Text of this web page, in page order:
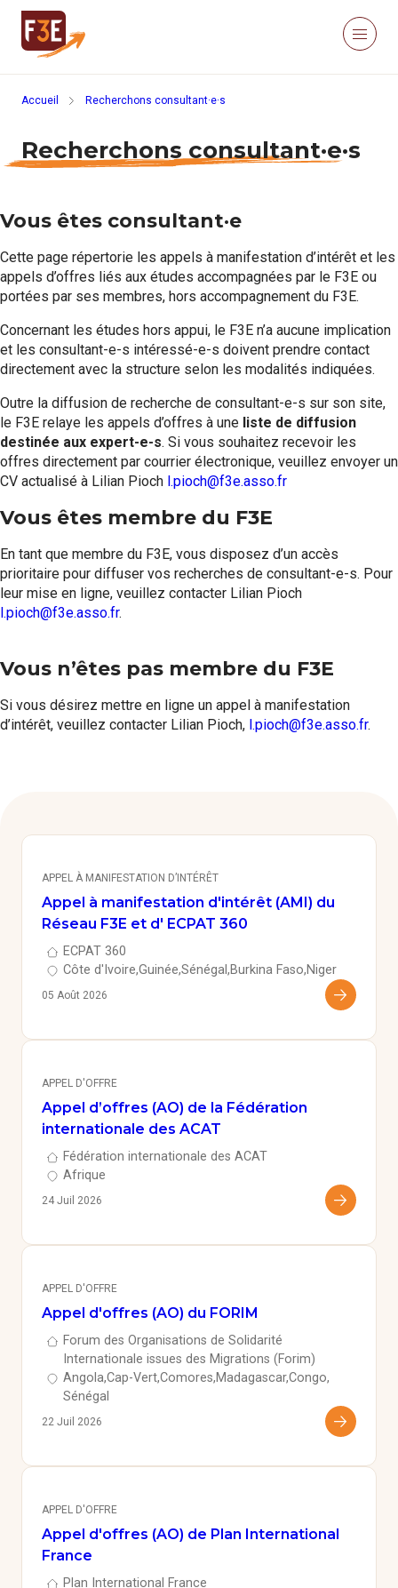
Aller au contenu principal
Menu
Recherche sur le site
Études
Formations
Communautés de pratique
Expérimentations
Évènements
Parcours membre
Accueil Recherchons consultant·e·s
Recherchons consultant·e·s
Vous êtes consultant·e
Cette page répertorie les appels à manifestation d’intérêt et les
appels d’offres liés aux études accompagnées par le F3E ou
portées par ses membres, hors accompagnement du F3E.
Concernant les études hors appui, le F3E n’a aucune implication
et les consultant-e-s intéressé-e-s doivent prendre contact
directement avec la structure selon les modalités indiquées.
Outre la diffusion de recherche de consultant-e-s sur son site,
le F3E relaye les appels d’offres à une liste de diffusion
destinée aux expert-e-s. Si vous souhaitez recevoir les
offres directement par courrier électronique, veuillez envoyer un
CV actualisé à Lilian Pioch l.pioch@f3e.asso.fr
Vous êtes membre du F3E
En tant que membre du F3E, vous disposez d’un accès
prioritaire pour diffuser vos recherches de consultant-e-s. Pour
leur mise en ligne, veuillez contacter Lilian Pioch
l.pioch@f3e.asso.fr.
Vous n’êtes pas membre du F3E
Si vous désirez mettre en ligne un appel à manifestation
d’intérêt, veuillez contacter Lilian Pioch, l.pioch@f3e.asso.fr.
APPEL À MANIFESTATION D’INTÉRÊT
Appel à manifestation d'intérêt (AMI) du
Réseau F3E et d' ECPAT 360
ECPAT 360
Côte d'IvoireGuinéeSénégal Burkina Faso Niger
05 Août 2026
APPEL D'OFFRE
Appel d’offres (AO) de la Fédération
internationale des ACAT
Fédération internationale des ACAT
Afrique
24 Juil 2026
APPEL D'OFFRE
Appel d'offres (AO) du FORIM
Forum des Organisations de Solidarité
Internationale issues des Migrations (Forim)
AngolaCap-VertComores MadagascarCongo
Sénégal
22 Juil 2026
APPEL D'OFFRE
Appel d'offres (AO) de Plan International
France
Plan International France
Panneau de gestion des cookies